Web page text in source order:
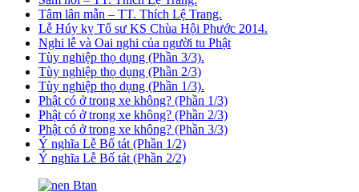
Tâm lân mẫn – TT. Thích Lệ Trang.
Lễ Húy kỵ Tổ sư KS Chùa Hội Phước 2014.
Nghi lễ và Oai nghi của người tu Phật
Tùy nghiệp thọ dụng (Phần 3/3).
Tùy nghiệp thọ dụng (Phần 2/3)
Tùy nghiệp thọ dụng (Phần 1/3).
Phật có ở trong xe không? (Phần 1/3)
Phật có ở trong xe không? (Phần 2/3)
Phật có ở trong xe không? (Phần 3/3)
Ý nghĩa Lễ Bố tát (Phần 1/2)
Ý nghĩa Lễ Bố tát (Phần 2/2)